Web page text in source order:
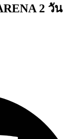
2 วัน